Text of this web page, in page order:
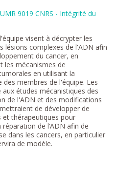
UMR 9019 CNRS - Intégrité du
visent à décrypter les
lésions complexes de l'ADN afin
du cancer, en
les mécanismes de
en utilisant la
membres de l'équipe. Les
études mécanistiques des
de l'ADN et des modifications
de développer de
et thérapeutiques pour
de l’ADN afin de
dans les cancers, en particulier
de modèle.